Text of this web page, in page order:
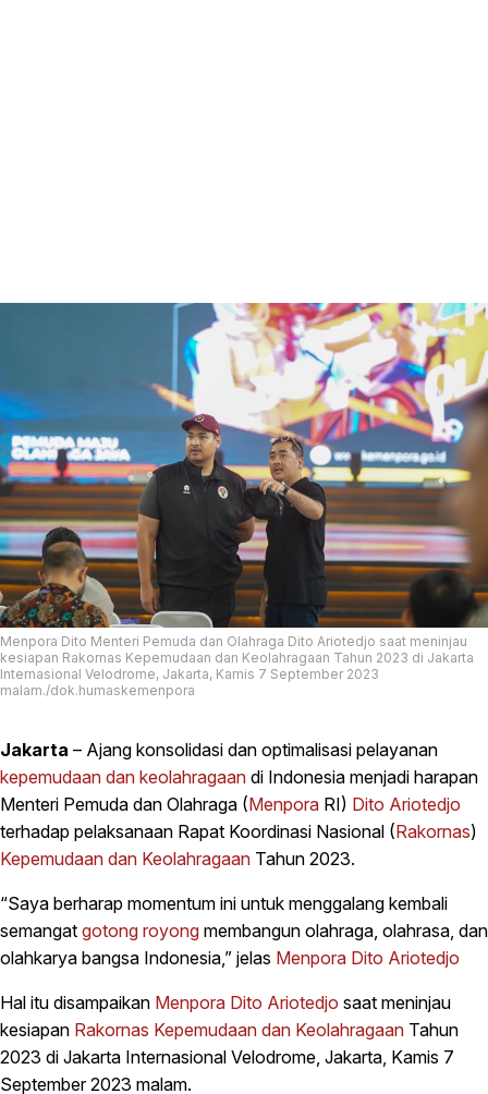
Menpora Dito Menteri Pemuda dan Olahraga Dito Ariotedjo saat meninjau
kesiapan Rakornas Kepemudaan dan Keolahragaan Tahun 2023 di Jakarta
Internasional Velodrome, Jakarta, Kamis 7 September 2023
malam./dok.humaskemenpora
Jakarta – Ajang konsolidasi dan optimalisasi pelayanan
kepemudaan dan keolahragaan di Indonesia menjadi harapan
Menteri Pemuda dan Olahraga (Menpora RI) Dito Ariotedjo
terhadap pelaksanaan Rapat Koordinasi Nasional (Rakornas)
Kepemudaan dan Keolahragaan Tahun 2023.
“Saya berharap momentum ini untuk menggalang kembali
semangat gotong royong membangun olahraga, olahrasa, dan
olahkarya bangsa Indonesia,” jelas Menpora Dito Ariotedjo
Hal itu disampaikan Menpora Dito Ariotedjo saat meninjau
kesiapan Rakornas Kepemudaan dan Keolahragaan Tahun
2023 di Jakarta Internasional Velodrome, Jakarta, Kamis 7
September 2023 malam.